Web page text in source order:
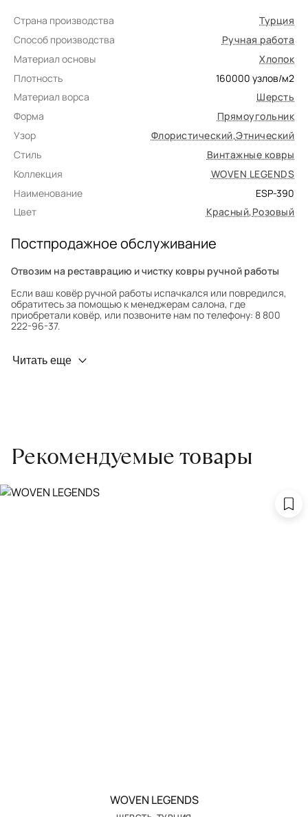
Страна производства
Турция
Способ производства
Ручная работа
Материал основы
Хлопок
Плотность
160000 узлов/м2
Материал ворса
Шерсть
Форма
Прямоугольник
Узор
Флористический,Этнический
Стиль
Винтажные ковры
Коллекция
WOVEN LEGENDS
Наименование
ESP-390
Цвет
Красный,Розовый
Постпродажное обслуживание
Отвозим на реставрацию и чистку ковры ручной работы
Если ваш ковёр ручной работы испачкался или повредился,
обратитесь за помощью к менеджерам салона, где
приобретали ковёр, или позвоните нам по телефону: 8 800
222-96-37.
Профилактика износа
заборе ковра экспертом либо привозите его в салон.
Читать еще
Рекомендуемые товары
WOVEN LEGENDS